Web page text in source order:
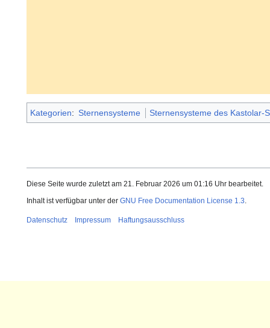
Kategorien: Sternensysteme Sternensysteme des Kastolar-
Diese Seite wurde zuletzt am 21. Februar 2026 um 01:16 Uhr bearbeitet.
Inhalt ist verfügbar unter der GNU Free Documentation License 1.3
Datenschutz Impressum Haftungsausschluss